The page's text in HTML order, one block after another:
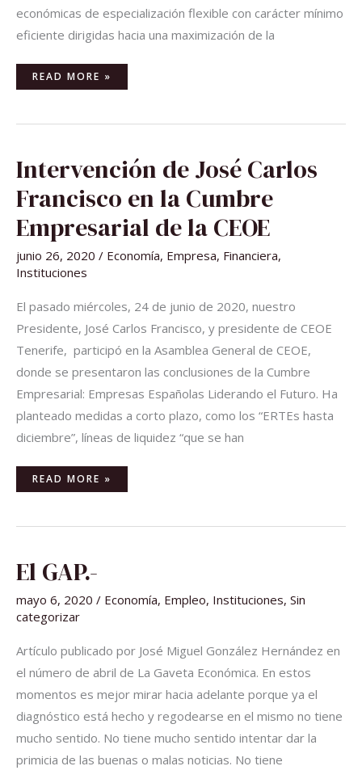
económicas de especialización flexible con carácter mínimo
eficiente dirigidas hacia una maximización de la
READ MORE »
Intervención de José Carlos
Francisco en la Cumbre
Empresarial de la CEOE
junio 26, 2020 / Economía, Empresa, Financiera,
Instituciones
El pasado miércoles, 24 de junio de 2020, nuestro
Presidente, José Carlos Francisco, y presidente de CEOE
Tenerife, participó en la Asamblea General de CEOE,
donde se presentaron las conclusiones de la Cumbre
Empresarial: Empresas Españolas Liderando el Futuro. Ha
planteado medidas a corto plazo, como los “ERTEs hasta
diciembre”, líneas de liquidez “que se han
DE
JOSÉ
FRANCISCO
EN
CUMBRE
EMPRESARIAL
LA
CEOE
READ MORE »
El GAP.-
mayo 6, 2020 / Economía, Empleo, Instituciones, Sin
categorizar
Artículo publicado por José Miguel González Hernández en
el número de abril de La Gaveta Económica. En estos
momentos es mejor mirar hacia adelante porque ya el
diagnóstico está hecho y regodearse en el mismo no tiene
mucho sentido. No tiene mucho sentido intentar dar la
primicia de las buenas o malas noticias. No tiene
EL
GAP.-